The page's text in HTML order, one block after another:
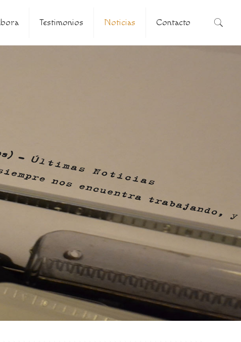
Testimonios Noticias Contacto